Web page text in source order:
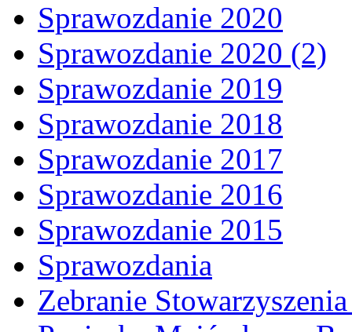
Sprawozdanie 2020
Sprawozdanie 2020 (2)
Sprawozdanie 2019
Sprawozdanie 2018
Sprawozdanie 2017
Sprawozdanie 2016
Sprawozdanie 2015
Sprawozdania
Zebranie